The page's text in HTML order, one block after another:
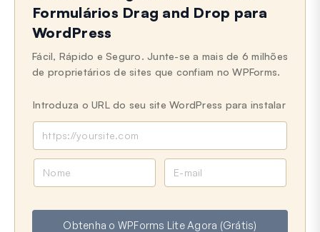
Formulários Drag and Drop para
WordPress
Fácil, Rápido e Seguro. Junte-se a mais de 6 milhões
de proprietários de sites que confiam no WPForms.
Introduza o URL do seu site WordPress para instalar
e
i
Obtenha o WPForms Lite Agora (Grátis)